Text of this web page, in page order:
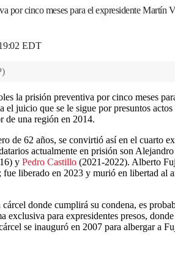
por cinco meses para el expresidente Martín
EDT
)
la prisión preventiva por cinco meses
juicio que se le sigue por presuntos
de una región en 2014.
de 62 años, se convirtió así en el cuarto
actualmente en prisión son
y Pedro Castillo (2021-2022). Alberto
fue liberado en 2023 y murió en libertad al
donde cumplirá su condena, es
exclusiva para expresidentes presos, donde
se inauguró en 2007 para albergar a